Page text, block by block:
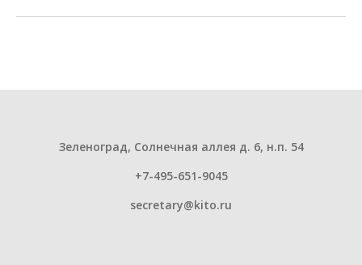
Зеленоград, Солнечная аллея д. 6, н.п. 54
+7-495-651-9045
secretary@kito.ru